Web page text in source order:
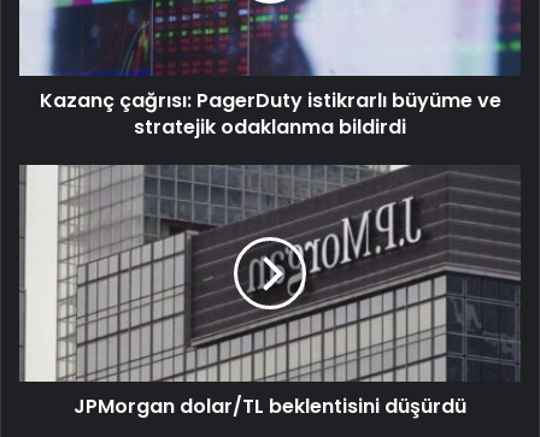
Kazanç çağrısı: PagerDuty istikrarlı büyüme ve
stratejik odaklanma bildirdi
JPMorgan dolar/TL beklentisini düşürdü